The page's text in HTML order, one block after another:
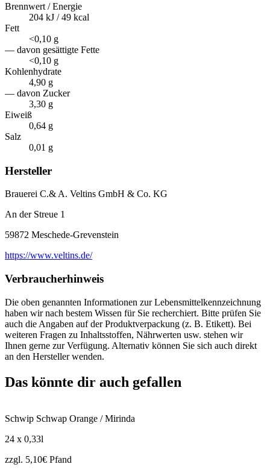
Brennwert / Energie
204 kJ / 49 kcal
Fett
<0,10 g
— davon gesättigte Fette
<0,10 g
Kohlenhydrate
4,90 g
— davon Zucker
3,30 g
Eiweiß
0,64 g
Salz
0,01 g
Hersteller
Brauerei C.& A. Veltins GmbH & Co. KG
An der Streue 1
59872 Meschede-Grevenstein
https://www.veltins.de/
Verbraucherhinweis
Die oben genannten Informationen zur Lebensmittelkennzeichnung
haben wir nach bestem Wissen für Sie recherchiert. Bitte prüfen Sie
auch die Angaben auf der Produktverpackung (z. B. Etikett). Bei
weiteren Fragen zu Inhaltsstoffen, Nährwerten usw. stehen wir
Ihnen gerne zur Verfügung. Alternativ können Sie sich auch direkt
an den Hersteller wenden.
Das könnte dir auch gefallen
Schwip Schwap Orange / Mirinda
24 x 0,33l
zzgl. 5,10€ Pfand